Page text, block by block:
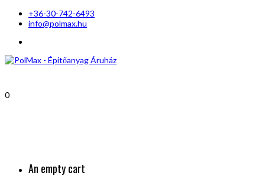
+36-30-742-6493
info@polmax.hu
0
An empty cart